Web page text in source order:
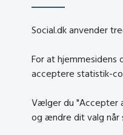
Lerchesgade 35, 5
sikkermail
CVR-nr.: 26144698
Social.dk anvender
For at hjemmesidens
acceptere statistik-
Vælger du "Accepter
og ændre dit valg når